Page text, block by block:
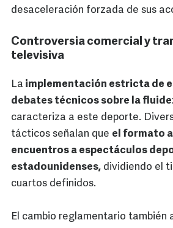
desaceleración forzada de sus
Controversia comercial y
televisiva
La implementación estricta de
debates técnicos sobre la
caracteriza a este deporte.
tácticos señalan que el formato
encuentros a espectáculos
estadounidenses, dividiendo el
cuartos definidos.
El cambio reglamentario también